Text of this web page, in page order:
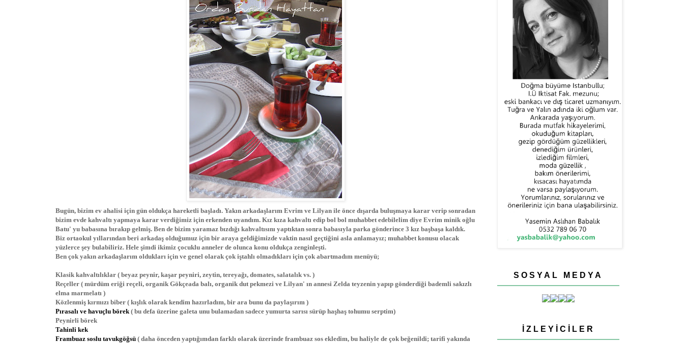
Bugün, bizim ev ahalisi için gün oldukça hareketli başladı. Yakın arkadaşlarım Evrim ve Lilyan ile önce dışarda buluşmaya karar verip sonradan
bizim evde kahvaltı yapmaya karar verdiğimiz için erkenden uyandım. Kız kıza kahvaltı edip bol bol muhabbet edebilelim diye Evrim minik oğlu
Batu' yu babasına bırakıp gelmiş. Ben de bizim yaramaz bızdığı kahvaltısını yaptıktan sonra babasıyla parka gönderince 3 kız başbaşa kaldık.
Biz ortaokul yıllarından beri arkadaş olduğumuz için bir araya geldiğimizde vaktin nasıl geçtiğini asla anlamayız; muhabbet konusu olacak
yüzlerce şey bulabiliriz. Hele şimdi ikimiz çocuklu anneler de olunca konu oldukça zenginleşti.
Ben çok yakın arkadaşlarım oldukları için ve genel olarak çok iştahlı olmadıkları için çok abartmadım menüyü;
Klasik kahvaltılıklar ( beyaz peynir, kaşar peyniri, zeytin, tereyağı, domates, salatalık vs. )
Reçeller ( mürdüm eriği reçeli, organik Gökçeada balı, organik dut pekmezi ve Lilyan' ın annesi Zelda teyzenin yapıp gönderdiği bademli sakızlı
elma marmelatı )
Közlenmiş kırmızı biber ( kışlık olarak kendim hazırladım, bir ara bunu da paylaşırım )
Pırasalı ve havuçlu börek ( bu defa üzerine galeta unu bulamadan sadece yumurta sarısı sürüp haşhaş tohumu serptim)
Peynirli börek
Tahinli kek
Frambuaz soslu tavukgöğsü ( daha önceden yaptığımdan farklı olarak üzerinde frambuaz sos ekledim, bu haliyle de çok beğenildi; tarifi yakında
SOSYAL MEDYA
İZLEYICILER